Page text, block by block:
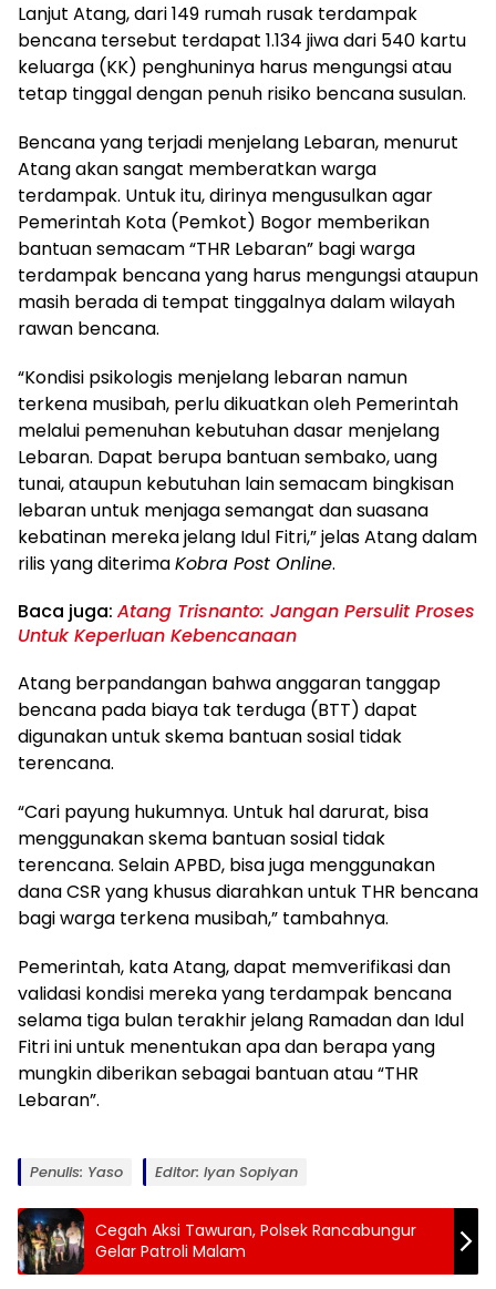
Lanjut Atang, dari 149 rumah rusak terdampak
bencana tersebut terdapat 1.134 jiwa dari 540 kartu
keluarga (KK) penghuninya harus mengungsi atau
tetap tinggal dengan penuh risiko bencana susulan.
Bencana yang terjadi menjelang Lebaran, menurut
Atang akan sangat memberatkan warga
terdampak. Untuk itu, dirinya mengusulkan agar
Pemerintah Kota (Pemkot) Bogor memberikan
bantuan semacam “THR Lebaran” bagi warga
terdampak bencana yang harus mengungsi ataupun
masih berada di tempat tinggalnya dalam wilayah
rawan bencana.
“Kondisi psikologis menjelang lebaran namun
terkena musibah, perlu dikuatkan oleh Pemerintah
melalui pemenuhan kebutuhan dasar menjelang
Lebaran. Dapat berupa bantuan sembako, uang
tunai, ataupun kebutuhan lain semacam bingkisan
lebaran untuk menjaga semangat dan suasana
kebatinan mereka jelang Idul Fitri,” jelas Atang dalam
rilis yang diterimaKobra Post Online.
Baca juga: Atang Trisnanto: Jangan Persulit Proses
Untuk Keperluan Kebencanaan
Atang berpandangan bahwa anggaran tanggap
bencana pada biaya tak terduga (BTT) dapat
digunakan untuk skema bantuan sosial tidak
terencana.
“Cari payung hukumnya. Untuk hal darurat, bisa
menggunakan skema bantuan sosial tidak
terencana. Selain APBD, bisa juga menggunakan
dana CSR yang khusus diarahkan untuk THR bencana
bagi warga terkena musibah,” tambahnya.
Pemerintah, kata Atang, dapat memverifikasi dan
validasi kondisi mereka yang terdampak bencana
selama tiga bulan terakhir jelang Ramadan dan Idul
Fitri ini untuk menentukan apa dan berapa yang
mungkin diberikan sebagai bantuan atau “THR
Lebaran”.
Penulis: Yaso Editor: Iyan Sopiyan
Cegah Aksi Tawuran, Polsek Rancabungur
Gelar Patroli Malam